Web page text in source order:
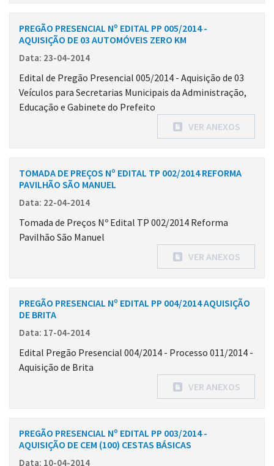
PREGÃO PRESENCIAL Nº EDITAL PP 005/2014 -
AQUISIÇÃO DE 03 AUTOMÓVEIS ZERO KM
Data: 23-04-2014
Edital de Pregão Presencial 005/2014 - Aquisição de 03
Veículos para Secretarias Municipais da Administração,
Educação e Gabinete do Prefeito
VER ANEXOS
TOMADA DE PREÇOS Nº EDITAL TP 002/2014 REFORMA
PAVILHÃO SÃO MANUEL
Data: 22-04-2014
Tomada de Preços Nº Edital TP 002/2014 Reforma
Pavilhão São Manuel
VER ANEXOS
PREGÃO PRESENCIAL Nº EDITAL PP 004/2014 AQUISIÇÃO
DE BRITA
Data: 17-04-2014
Edital Pregão Presencial 004/2014 - Processo 011/2014 -
Aquisição de Brita
VER ANEXOS
PREGÃO PRESENCIAL Nº EDITAL PP 003/2014 -
AQUISIÇÃO DE CEM (100) CESTAS BÁSICAS
Data: 10-04-2014